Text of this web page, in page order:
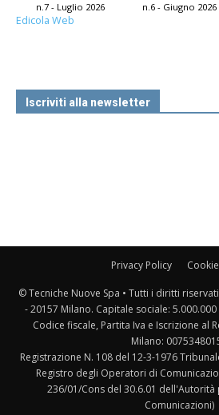
n.7 - Luglio 2026 n.6 - Giugno 2026
Edicola Web
Iscriviti alla newsletter
Privacy Policy
© Tecniche Nuove Spa • Tutti i diritti
- 20157 Milano. Capitale sociale:
Codice fiscale, Partita Iva e Iscrizione al
Milano:
Registrazione N. 108 del 12-3-1976
Registro degli Operatori di
236/01/Cons del 30.6.01 dell'Autorità
Comunicazioni)